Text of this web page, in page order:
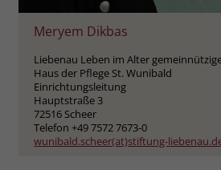
Meryem Dikbas
Liebenau Leben im Alter
Haus der Pflege St. Wunibald
Einrichtungsleitung
Hauptstraße 3
72516 Scheer
Telefon +49 7572 7673-0
wunibald.scheer(at)stiftung-